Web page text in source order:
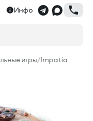
Инфо
игры/Impatia